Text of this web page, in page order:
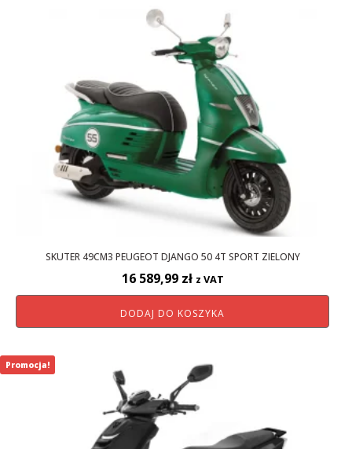
SKUTER 49CM3 PEUGEOT DJANGO 50 4T SPORT ZIELONY
16 589,99 zł z VAT
DODAJ DO KOSZYKA
Promocja!